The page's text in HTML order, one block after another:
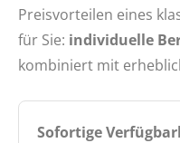
Preisvorteilen eines
für Sie: individuelle
kombiniert mit
Sofortige